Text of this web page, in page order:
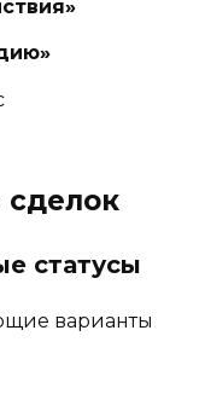
сделок
статусы
варианты